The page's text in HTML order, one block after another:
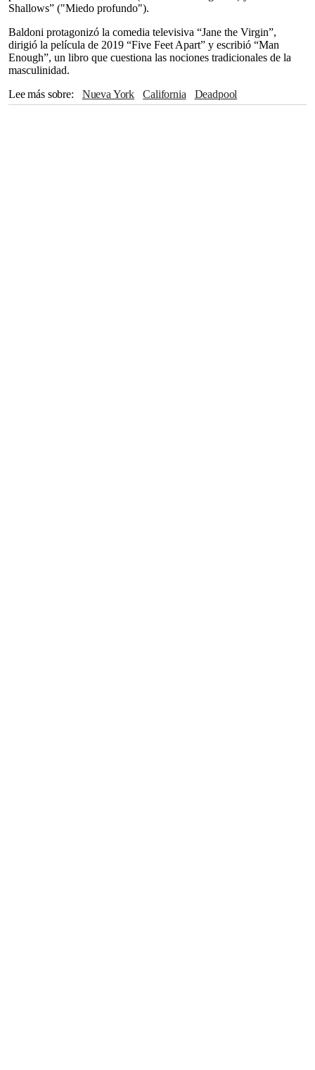
Shallows” ("Miedo profundo").
Baldoni protagonizó la comedia televisiva “Jane the Virgin”,
dirigió la película de 2019 “Five Feet Apart” y escribió “Man
Enough”, un libro que cuestiona las nociones tradicionales de la
masculinidad.
Lee más sobre
Nueva York California Deadpool